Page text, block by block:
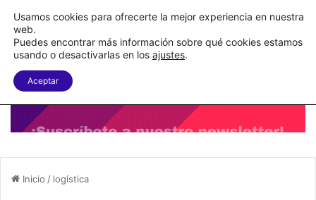
C&A México completa la implementación de su WMS en la nube
Menu
Inicio / logística
Usamos cookies para ofrecerte la mejor experiencia en nuestra
web.
Puedes encontrar más información sobre qué cookies estamos
usando o desactivarlas en los ajustes.
Aceptar